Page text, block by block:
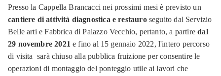
Presso la Cappella Brancacci nei prossimi mesi è previsto un
cantiere di attività diagnostica e restauro seguito dal Servizio
Belle arti e Fabbrica di Palazzo Vecchio, pertanto, a partiredal
29 novembre 2021 e fino al 15 gennaio 2022, l'intero percorso
di visita sarà chiuso alla pubblica fruizione per consentire le
operazioni di montaggio del ponteggio utile ai lavori che